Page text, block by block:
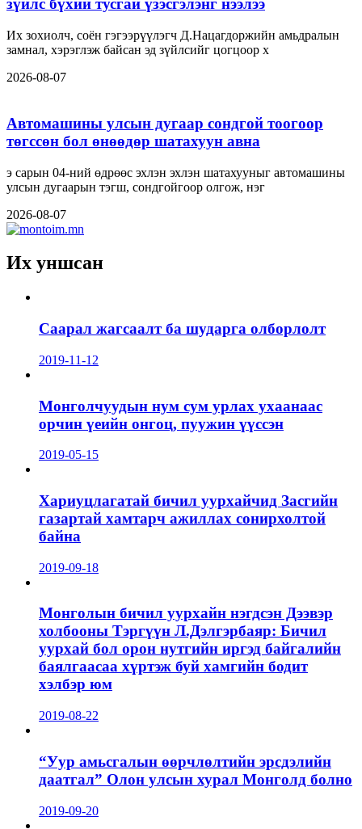
зүйлс бүхий тусгай үзэсгэлэнг нээлээ
Их зохиолч, соён гэгээрүүлэгч Д.Нацагдоржийн амьдралын
замнал, хэрэглэж байсан эд зүйлсийг цогцоор х
2026-08-07
Автомашины улсын дугаар сондгой тоогоор
төгссөн бол өнөөдөр шатахуун авна
э сарын 04-ний өдрөөс эхлэн эхлэн шатахууныг автомашины
улсын дугаарын тэгш, сондгойгоор олгож, нэг
2026-08-07
Их уншсан
Саарал жагсаалт ба шударга олборлолт
2019-11-12
Монголчуудын нум сум урлах ухаанаас
орчин үеийн онгоц, пуужин үүссэн
2019-05-15
Хариуцлагатай бичил уурхайчид Засгийн
газартай хамтарч ажиллах сонирхолтой
байна
2019-09-18
Монголын бичил уурхайн нэгдсэн Дээвэр
холбооны Тэргүүн Л.Дэлгэрбаяр: Бичил
уурхай бол орон нутгийн иргэд байгалийн
баялгаасаа хүртэж буй хамгийн бодит
хэлбэр юм
2019-08-22
“Уур амьсгалын өөрчлөлтийн эрсдэлийн
даатгал” Олон улсын хурал Монголд болно
2019-09-20